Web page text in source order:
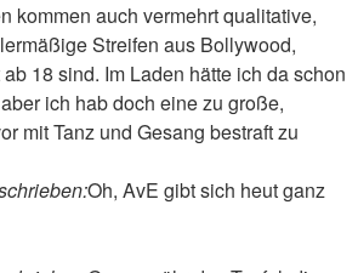
kommen auch vermehrt qualitative,
Streifen aus Bollywood,
18 sind. Im Laden hätte ich da schon
ich hab doch eine zu große,
mit Tanz und Gesang bestraft zu
Oh, AvE gibt sich heut ganz